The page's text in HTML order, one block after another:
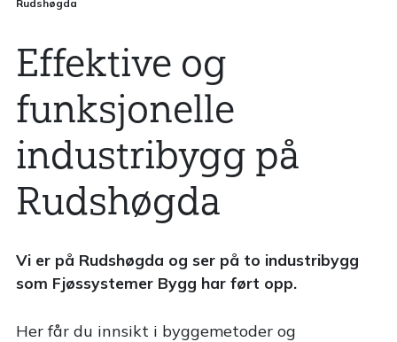
Rudshøgda
Effektive og
funksjonelle
industribygg på
Rudshøgda
Vi er på Rudshøgda og ser på to industribygg
som Fjøssystemer Bygg har ført opp.
Her får du innsikt i byggemetoder og